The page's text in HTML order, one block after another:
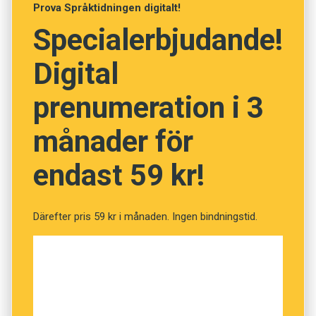
Foto: Pixabay
Vet du vad orden betyder?
(Kviss #166)
Fråga1 av12
Mulvante
Prova Språktidningen digitalt!
Specialerbjudande!
Digital
prenumeration i 3
månader för
endast 59 kr!
Därefter pris 59 kr i månaden. Ingen bindningstid.